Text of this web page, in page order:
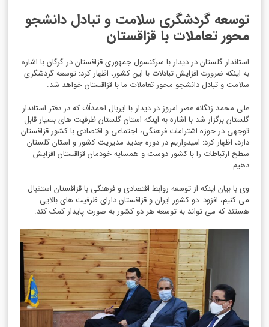
توسعه گردشگری سلامت و تبادل دانشجو
محور تعاملات با قزاقستان
استاندار گلستان در دیدار با سرکنسول جمهوری قزاقستان در گرگان با اشاره
به اینکه ضرورت افزایش تبادلات با این کشور، اظهار کرد: توسعه گردشگری
سلامت و تبادل دانشجو محور تعاملات ما با قزاقستان خواهد شد.
علی محمد زنگانه عصر امروز در دیدار با ایربال احمداُف که در دفتر استاندار
گلستان برگزار شد با اشاره به اینکه استان گلستان ظرفیت های بسیار قابل
توجهی در حوزه اشترامات فرهنگی، اجتماعی و اقتصادی با کشور قزاقستان
دارد، اظهار کرد: امیدواریم در دوره جدید مدیریت کشور و استان گلستان
سطح ارتباطات را با کشور دوست و همسایه خودمان قزاقستان افزایش
دهیم.
وی با بیان اینکه از توسعه روابط اقتصادی و فرهنگی با قزاقستان استقبال
می کنیم، افزود: دو کشور ایران و قزاقستان دارای ظرفیت های بالایی
هستند که می تواند به توسعه هر دو کشور به صورت پایدار کمک کند.